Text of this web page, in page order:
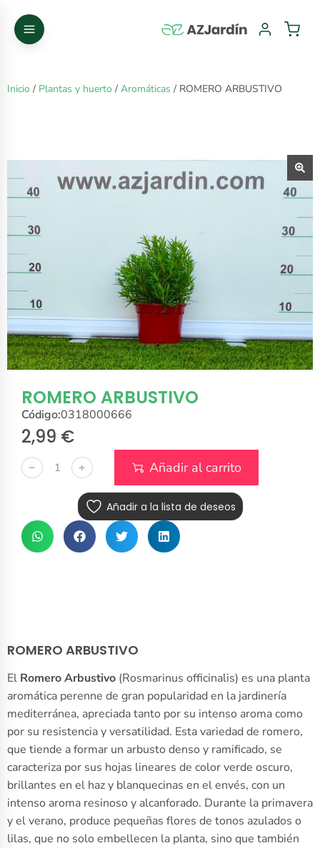
Inicio / Plantas y huerto / Aromáticas / ROMERO ARBUSTIVO
ROMERO ARBUSTIVO
Código:0318000666
2,99 €
﹣ ﹢ Añadir al carrito
Añadir a la lista de deseos
ROMERO ARBUSTIVO
El Romero Arbustivo (Rosmarinus officinalis) es una planta
aromática perenne de gran popularidad en la jardinería
mediterránea, apreciada tanto por su intenso aroma como
por su resistencia y versatilidad. Esta variedad de romero,
que tiende a formar un arbusto denso y ramificado, se
caracteriza por sus hojas lineares de color verde oscuro,
brillantes en el haz y blanquecinas en el envés, con un
intenso aroma resinoso y alcanforado. Durante la primavera
y el verano, produce pequeñas flores de tonos azulados o
lilas, que no solo embellecen la planta, sino que también